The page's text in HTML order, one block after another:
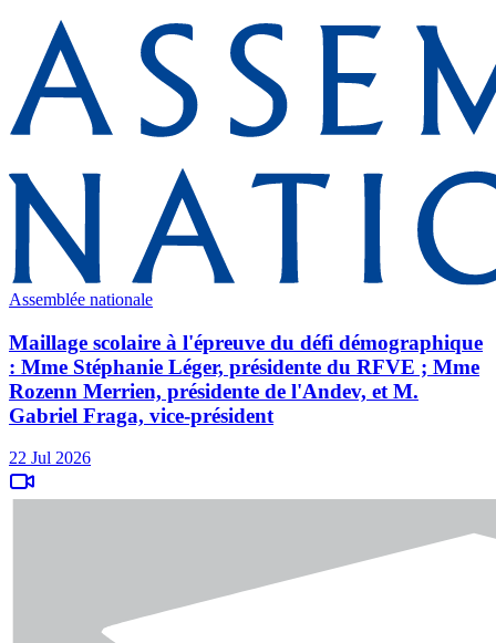
Assemblée nationale
Maillage scolaire à l'épreuve du défi démographique
: Mme Stéphanie Léger, présidente du RFVE ; Mme
Rozenn Merrien, présidente de l'Andev, et M.
Gabriel Fraga, vice-président
22 Jul 2026